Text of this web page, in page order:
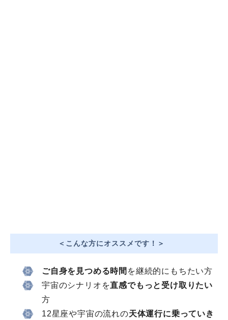
＜こんな方にオススメです！＞
ご自身を見つめる時間 を継続的にもちたい方
宇宙のシナリオを直感でもっと受け取りたい
方
12星座や宇宙の流れの天体運行に乗っていき